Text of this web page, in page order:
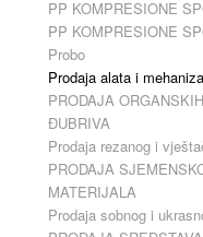
PP KOMPRESIONE
PP KOMPRESIONE
Probo
Prodaja alata i
PRODAJA
ĐUBRIVA
Prodaja rezanog i
PRODAJA
MATERIJALA
Prodaja sobnog i